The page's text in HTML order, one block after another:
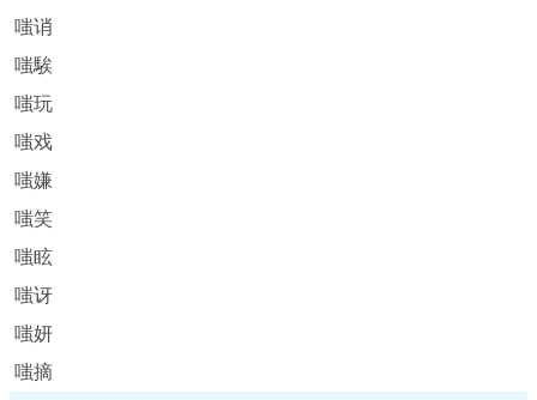
嗤诮
嗤騃
嗤玩
嗤戏
嗤嫌
嗤笑
嗤眩
嗤讶
嗤妍
嗤摘